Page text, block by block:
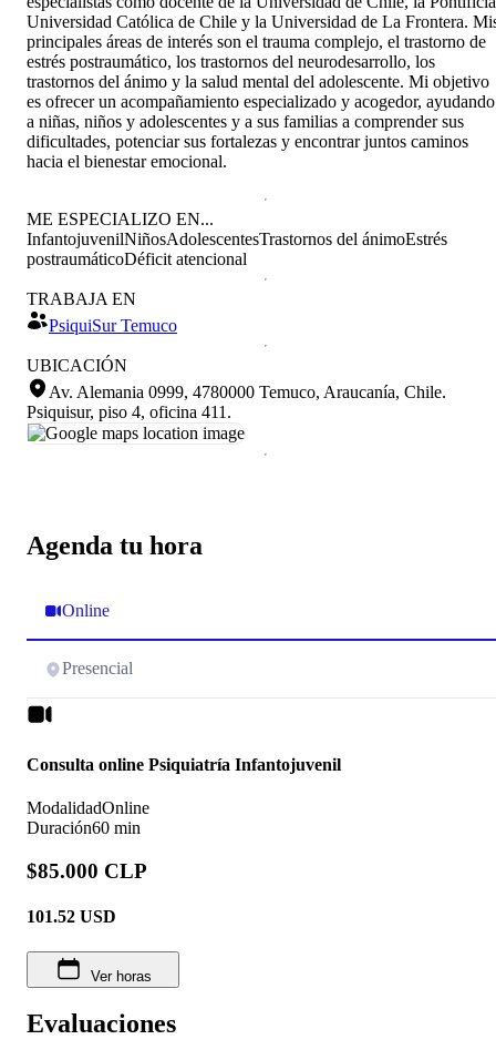
Agenda tu hora
Online
Presencial
Consulta online Psiquiatría Infantojuvenil
ModalidadOnline
Duración60 min
$85.000 CLP
101.52 USD
Ver horas
Evaluaciones
Universidad Católica de Chile y la Universidad de La Frontera.
principales áreas de interés son el trauma complejo, el trastorno de
estrés postraumático, los trastornos del neurodesarrollo, los
trastornos del ánimo y la salud mental del adolescente. Mi objetivo
es ofrecer un acompañamiento especializado y acogedor, ayudando
a niñas, niños y adolescentes y a sus familias a comprender sus
dificultades, potenciar sus fortalezas y encontrar juntos caminos
hacia el bienestar emocional.
ME ESPECIALIZO EN...
InfantojuvenilNiñosAdolescentesTrastornos del ánimoEstrés
postraumáticoDéficit atencional
TRABAJA EN
PsiquiSur Temuco
UBICACIÓN
Av. Alemania 0999, 4780000 Temuco, Araucanía, Chile.
Psiquisur, piso 4, oficina 411.